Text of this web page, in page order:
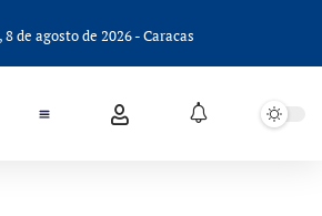
8 de agosto de 2026 - Caracas